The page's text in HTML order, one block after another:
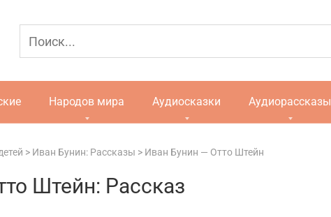
Народов мира Аудиосказки Аудиорассказы
> Иван Бунин: Рассказы > Иван Бунин — Отто Штейн
Штейн: Рассказ